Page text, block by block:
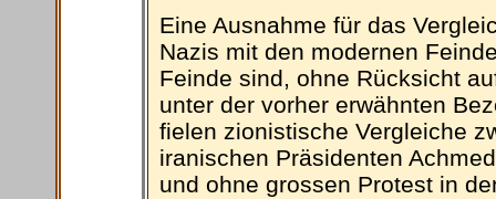
Eine Ausnahme für das
Nazis mit den modernen
Feinde sind, ohne Rücksicht
unter der vorher erwähnten
fielen zionistische Vergleiche
iranischen Präsidenten
und ohne grossen Protest in